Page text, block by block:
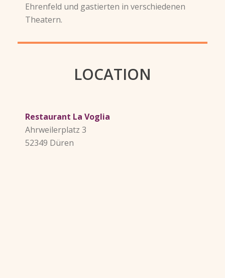
Ehrenfeld und gastierten in verschiedenen
Theatern.
LOCATION
Restaurant La Voglia
Ahrweilerplatz 3
52349 Düren